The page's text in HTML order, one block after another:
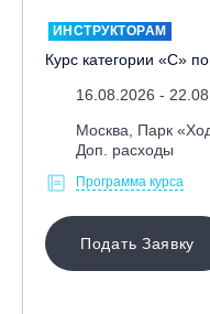
ИНСТРУКТОРАМ
Курс категории «С»
16.08.2026 -
Москва, Парк
Доп. расходы
Программа курса
Подать Заявку